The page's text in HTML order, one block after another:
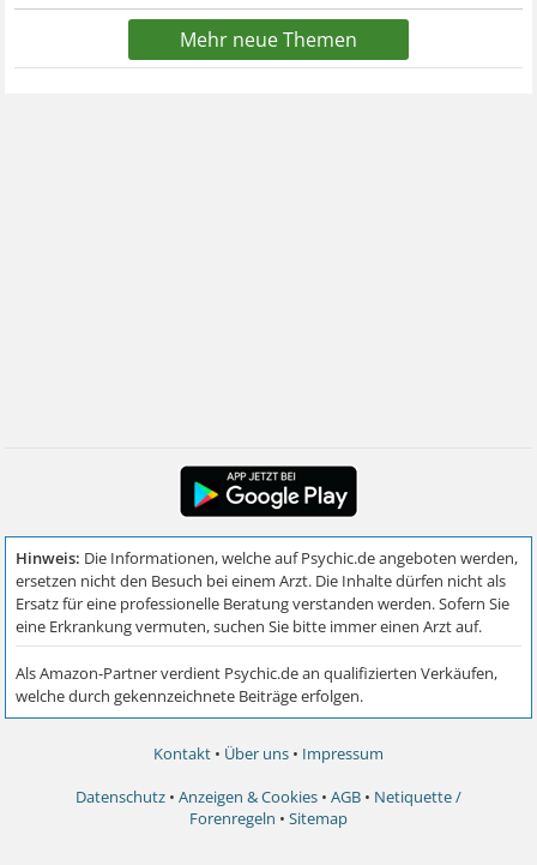
Mehr neue Themen
Kontakt • Über uns • Impressum
Datenschutz • Anzeigen & Cookies • AGB • Netiquette /
Forenregeln • Sitemap